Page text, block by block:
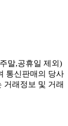
말,공휴일 제외)
통신판매의 당사
거래정보 및 거래